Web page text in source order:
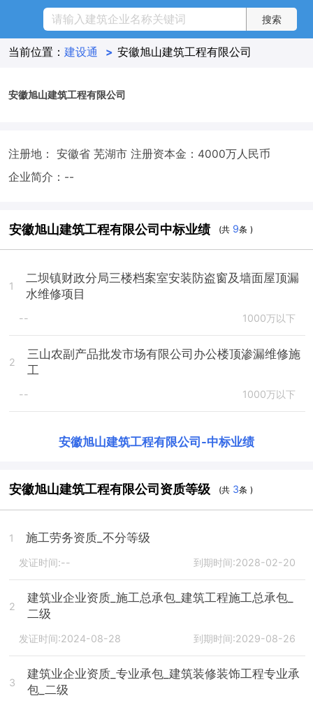
当前位置： 建设通 > 安徽旭山建筑工程有限公司
安徽旭山建筑工程有限公司
注册地： 安徽省 芜湖市 注册资本金：4000万人民币
企业简介：--
安徽旭山建筑工程有限公司中标业绩 (共 9条 )
1
二坝镇财政分局三楼档案室安装防盗窗及墙面屋顶漏
水维修项目
-- 1000万以下
2
三山农副产品批发市场有限公司办公楼顶渗漏维修施
工
-- 1000万以下
安徽旭山建筑工程有限公司 -中标业绩
安徽旭山建筑工程有限公司资质等级 (共 3条 )
1 施工劳务资质_不分等级
发证时间:-- 到期时间:2028-02-20
2
建筑业企业资质_施工总承包_建筑工程施工总承包_
二级
发证时间:2024-08-28 到期时间:2029-08-26
3
建筑业企业资质_专业承包_建筑装修装饰工程专业承
包_二级